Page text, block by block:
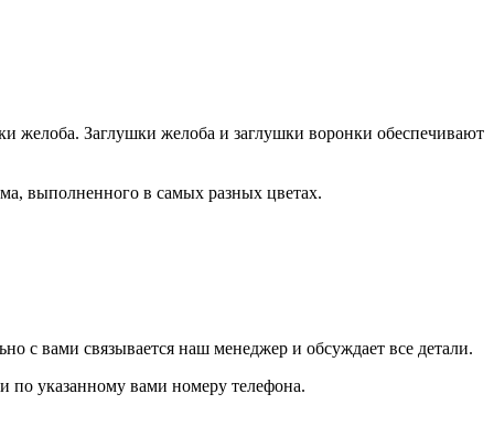
желоба. Заглушки желоба и заглушки воронки обеспечивают
выполненного в самых разных цветах.
с вами связывается наш менеджер и обсуждает все детали.
по указанному вами номеру телефона.